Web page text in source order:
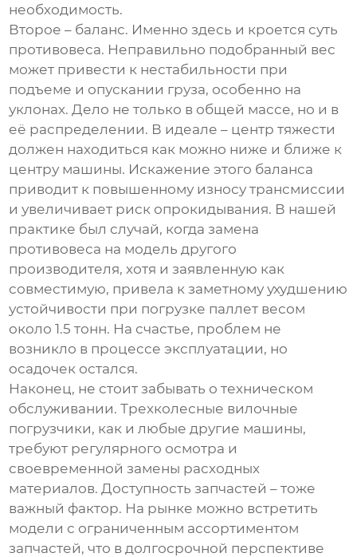
необходимость.
Второе – баланс. Именно здесь и кроется суть
противовеса. Неправильно подобранный вес
может привести к нестабильности при
подъеме и опускании груза, особенно на
уклонах. Дело не только в общей массе, но и в
её распределении. В идеале – центр тяжести
должен находиться как можно ниже и ближе к
центру машины. Искажение этого баланса
приводит к повышенному износу трансмиссии
и увеличивает риск опрокидывания. В нашей
практике был случай, когда замена
противовеса на модель другого
производителя, хотя и заявленную как
совместимую, привела к заметному ухудшению
устойчивости при погрузке паллет весом
около 1.5 тонн. На счастье, проблем не
возникло в процессе эксплуатации, но
осадочек остался.
Наконец, не стоит забывать о техническом
обслуживании.Трехколесные вилочные
погрузчики, как и любые другие машины,
требуют регулярного осмотра и
своевременной замены расходных
материалов. Доступность запчастей – тоже
важный фактор. На рынке можно встретить
модели с ограниченным ассортиментом
запчастей, что в долгосрочной перспективе